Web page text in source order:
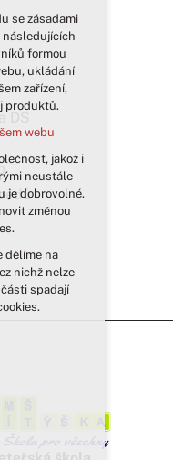
DS
apod.
webu
se zásadami
následujících
formou
ukládání
zařízení,
produktů.
webu
jakož i
neustále
je dobrovolné.
změnou
dělíme na
nichž nelze
spadají